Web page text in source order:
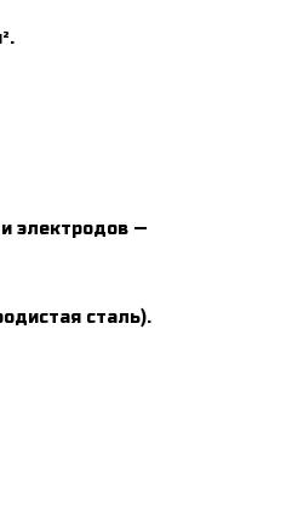
электродов —
сталь).